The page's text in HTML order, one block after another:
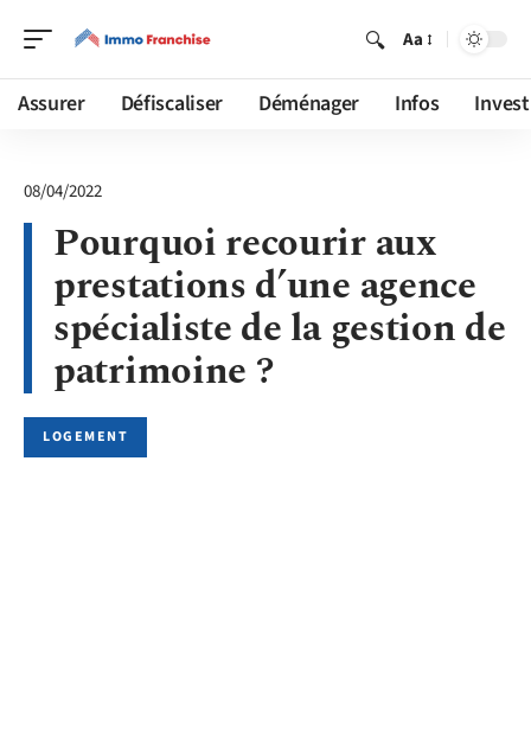
Aa
Assurer Défiscaliser Déménager Infos
08/04/2022
Pourquoi recourir aux
prestations d’une agence
spécialiste de la gestion de
patrimoine ?
LOGEMENT